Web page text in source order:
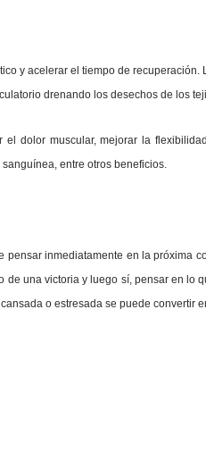
y acelerar el tiempo de
drenando los desechos de los
el dolor muscular, mejorar la
entre otros beneficios.
pensar inmediatamente en la próxima
de una victoria y luego sí, pensar en lo
o estresada se puede convertir